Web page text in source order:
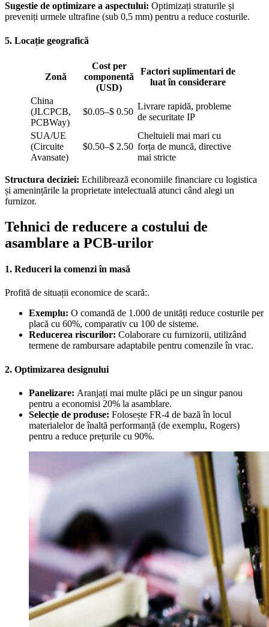
Sugestie de optimizare a aspectului: Optimizați straturile și
preveniți urmele ultrafine (sub 0,5 mm) pentru a reduce costurile.
5. Locație geografică
Zonă
Cost per
componentă
(USD)
Factori suplimentari de
luat în considerare
China
(JLCPCB,
PCBWay)
$0.05–$ 0.50
Livrare rapidă, probleme
de securitate IP
SUA/UE
(Circuite
Avansate)
$0.50–$ 2.50
Cheltuieli mai mari cu
forța de muncă, directive
mai stricte
Structura deciziei: Echilibrează economiile financiare cu logistica
și amenințările la proprietate intelectuală atunci când alegi un
furnizor.
Tehnici de reducere a costului de
asamblare a PCB-urilor
1. Reduceri la comenzi în masă
Profită de situații economice de scară:.
Exemplu: O comandă de 1.000 de unități reduce costurile per
placă cu 60%, comparativ cu 100 de sisteme.
Reducerea riscurilor: Colaborare cu furnizorii, utilizând
termene de rambursare adaptabile pentru comenzile în vrac.
2. Optimizarea designului
Panelizare: Aranjați mai multe plăci pe un singur panou
pentru a economisi 20% la asamblare.
Selecție de produse: Folosește FR-4 de bază în locul
materialelor de înaltă performanță (de exemplu, Rogers)
pentru a reduce prețurile cu 90%.